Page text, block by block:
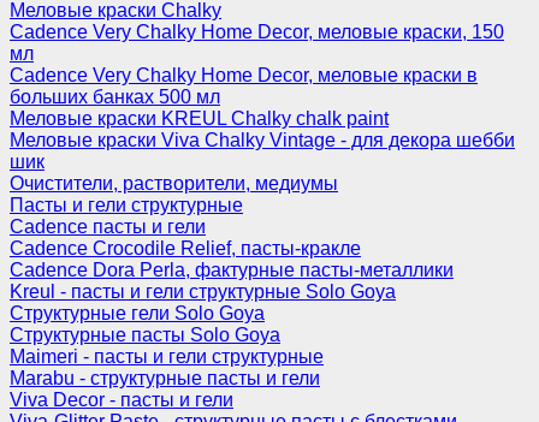
Меловые краски Chalky
Cadence Very Chalky Home Decor, меловые краски, 150
мл
Cadence Very Chalky Home Decor, меловые краски в
больших банках 500 мл
Меловые краски KREUL Chalky chalk paint
Меловые краски Viva Chalky Vintage - для декора шебби
шик
Очистители, растворители, медиумы
Пасты и гели структурные
Cadence пасты и гели
Cadence Crocodile Relief, пасты-кракле
Cadence Dora Perla, фактурные пасты-металлики
Kreul - пасты и гели структурные Solo Goya
Структурные гели Solo Goya
Структурные пасты Solo Goya
Maimeri - пасты и гели структурные
Marabu - структурные пасты и гели
Viva Decor - пасты и гели